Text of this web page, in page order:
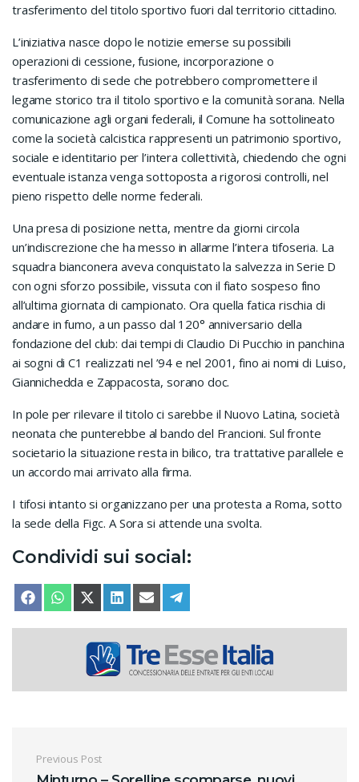
trasferimento del titolo sportivo fuori dal territorio cittadino.
L’iniziativa nasce dopo le notizie emerse su possibili
operazioni di cessione, fusione, incorporazione o
trasferimento di sede che potrebbero compromettere il
legame storico tra il titolo sportivo e la comunità sorana. Nella
comunicazione agli organi federali, il Comune ha sottolineato
come la società calcistica rappresenti un patrimonio sportivo,
sociale e identitario per l’intera collettività, chiedendo che ogni
eventuale istanza venga sottoposta a rigorosi controlli, nel
pieno rispetto delle norme federali.
Una presa di posizione netta, mentre da giorni circola
un’indiscrezione che ha messo in allarme l’intera tifoseria. La
squadra bianconera aveva conquistato la salvezza in Serie D
con ogni sforzo possibile, vissuta con il fiato sospeso fino
all’ultima giornata di campionato. Ora quella fatica rischia di
andare in fumo, a un passo dal 120° anniversario della
fondazione del club: dai tempi di Claudio Di Pucchio in panchina
ai sogni di C1 realizzati nel ’94 e nel 2001, fino ai nomi di Luiso,
Giannichedda e Zappacosta, sorano doc.
In pole per rilevare il titolo ci sarebbe il Nuovo Latina, società
neonata che punterebbe al bando del Francioni. Sul fronte
societario la situazione resta in bilico, tra trattative parallele e
un accordo mai arrivato alla firma.
I tifosi intanto si organizzano per una protesta a Roma, sotto
la sede della Figc. A Sora si attende una svolta.
Condividi sui social:
SHARE ON
FACEBOOKSHARE ON
WHATSAPPSHARE ON
X (TWITTER)
SHARE ON
LINKEDINSHARE ON
EMAIL
Navigazione articoli
Previous Post